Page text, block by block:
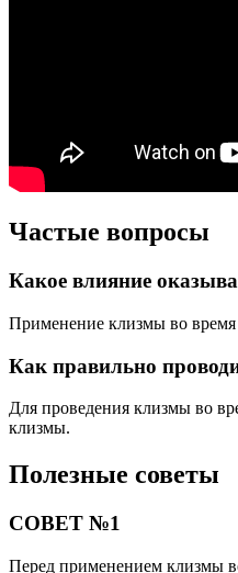
Частые вопросы
Какое влияние
Применение клизмы во время
Как правильно
Для проведения клизмы во
клизмы.
Полезные советы
СОВЕТ №1
Перед применением клизмы